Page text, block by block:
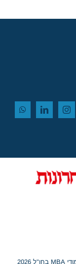
כל הזכויות שמורות לארינגו קונסלטינג בע"מ - לימודי MBA בחו"ל 2026